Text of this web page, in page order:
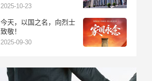
报
2025-10-23
今天，以国之名，向烈士
致敬！
2025-09-30